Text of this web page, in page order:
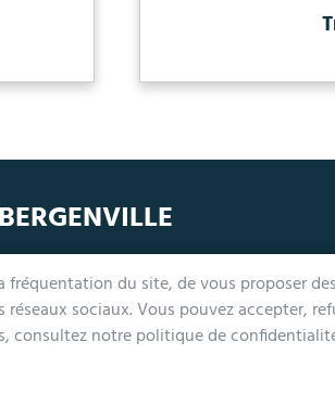
fréquentation du site, de vous proposer
sociaux. Vous pouvez accepter,
consultez notre politique de
Lundi, mercredi, jeudi et
Mardi 14h à 17h, nocturne
Le samedi de 9h à 12h